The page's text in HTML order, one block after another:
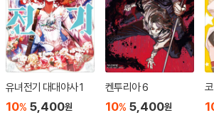
유녀전기 대대야사 1
10% 5,400원
켄투리아 6
10% 5,400원